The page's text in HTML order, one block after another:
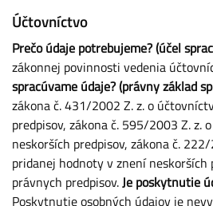
Účtovníctvo
Prečo údaje potrebujeme? (účel
zákonnej povinnosti vedenia
spracúvame údaje? (právny základ
zákona č. 431/2002 Z. z. o
predpisov, zákona č. 595/2003 Z. z.
neskorších predpisov, zákona č.
pridanej hodnoty v znení neskorších
právnych predpisov.Je poskytnutie
Poskytnutie osobných údajov je